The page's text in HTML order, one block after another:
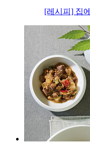
[레시피] 집